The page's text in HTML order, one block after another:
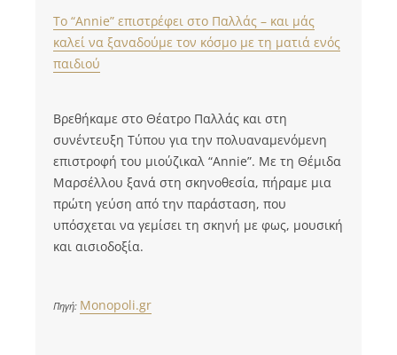
Το “Annie” επιστρέφει στο Παλλάς – και μάς
καλεί να ξαναδούμε τον κόσμο με τη ματιά ενός
παιδιού
Βρεθήκαμε στο Θέατρο Παλλάς και στη
συνέντευξη Τύπου για την πολυαναμενόμενη
επιστροφή του μιούζικαλ “Annie”. Με τη Θέμιδα
Μαρσέλλου ξανά στη σκηνοθεσία, πήραμε μια
πρώτη γεύση από την παράσταση, που
υπόσχεται να γεμίσει τη σκηνή με φως, μουσική
και αισιοδοξία.
Πηγή: Monopoli.gr